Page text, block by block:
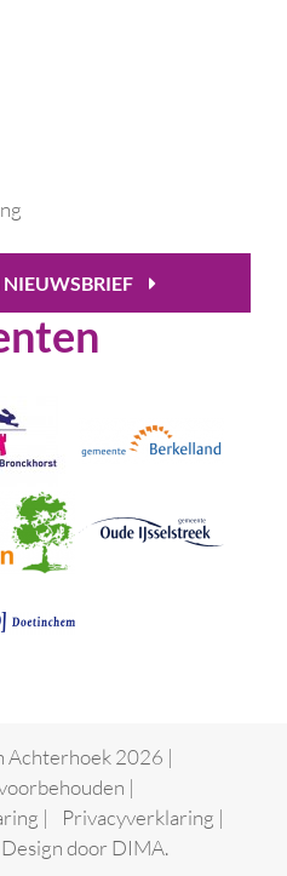
Achterhoek 2026 |
|
| Privacyverklaring |
door DIMA.